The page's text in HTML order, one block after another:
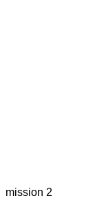
mission 2